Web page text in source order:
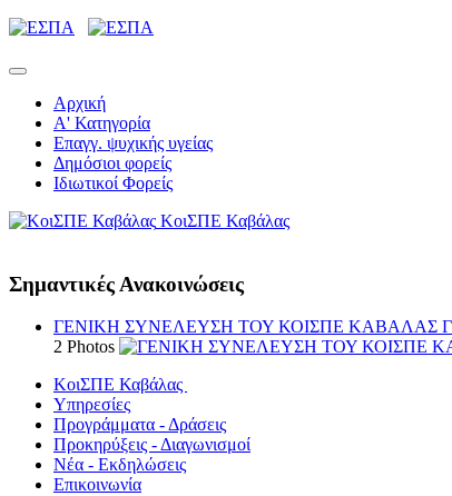
Αρχική
Α' Κατηγορία
Επαγγ. ψυχικής υγείας
Δημόσιοι φορείς
Ιδιωτικοί Φορείς
ΚοιΣΠΕ Καβάλας
Σημαντικές Ανακοινώσεις
ΓΕΝΙΚΗ ΣΥΝΕΛΕΥΣΗ ΤΟΥ ΚΟΙΣΠΕ ΚΑΒΑΛΑΣ
2 Photos
ΚοιΣΠΕ Καβάλας
Υπηρεσίες
Προγράμματα - Δράσεις
Προκηρύξεις - Διαγωνισμοί
Νέα - Εκδηλώσεις
Επικοινωνία